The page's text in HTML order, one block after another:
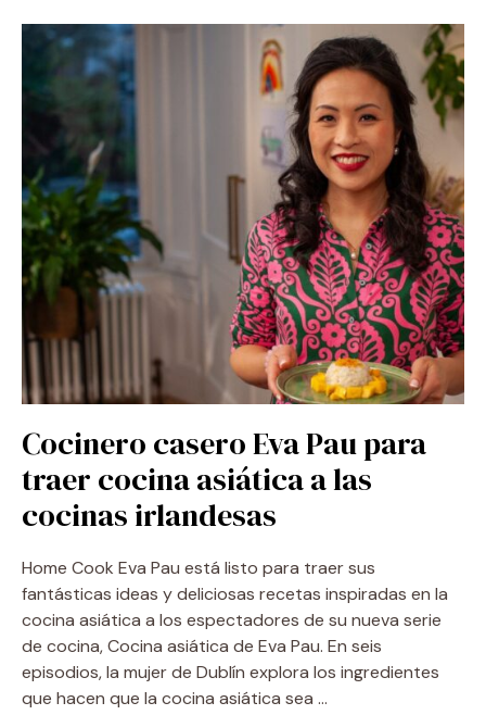
Cocinero casero Eva Pau para
traer cocina asiática a las
cocinas irlandesas
Home Cook Eva Pau está listo para traer sus
fantásticas ideas y deliciosas recetas inspiradas en la
cocina asiática a los espectadores de su nueva serie
de cocina, Cocina asiática de Eva Pau. En seis
episodios, la mujer de Dublín explora los ingredientes
que hacen que la cocina asiática sea …